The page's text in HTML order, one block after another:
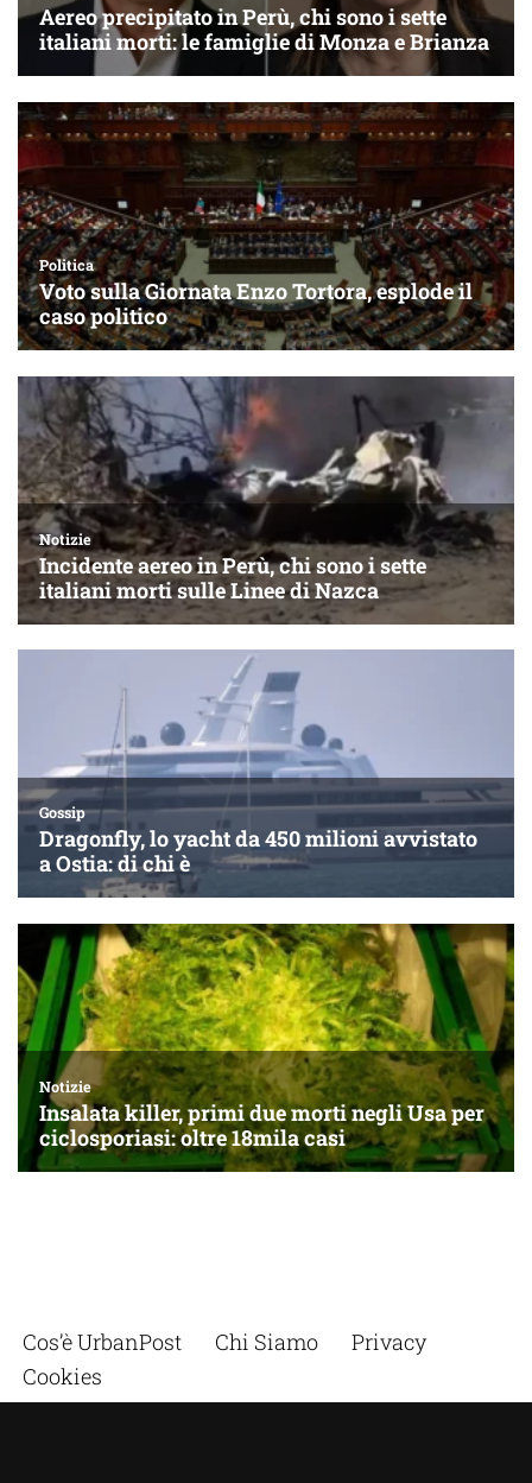
Cos’è UrbanPost Chi Siamo
Privacy
Cookies